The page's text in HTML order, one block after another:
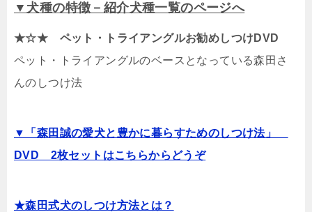
▼犬種の特徴－紹介犬種一覧のページへ
★☆★ ペット・トライアングルお勧めしつけDVD
ペット・トライアングルのベースとなっている森田さ
んのしつけ法
▼「森田誠の愛犬と豊かに暮らすためのしつけ法」
DVD 2枚セットはこちらからどうぞ
★森田式犬のしつけ方法とは？